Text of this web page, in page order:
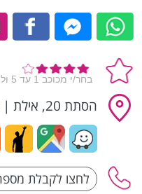
הסתת 20, אילת |